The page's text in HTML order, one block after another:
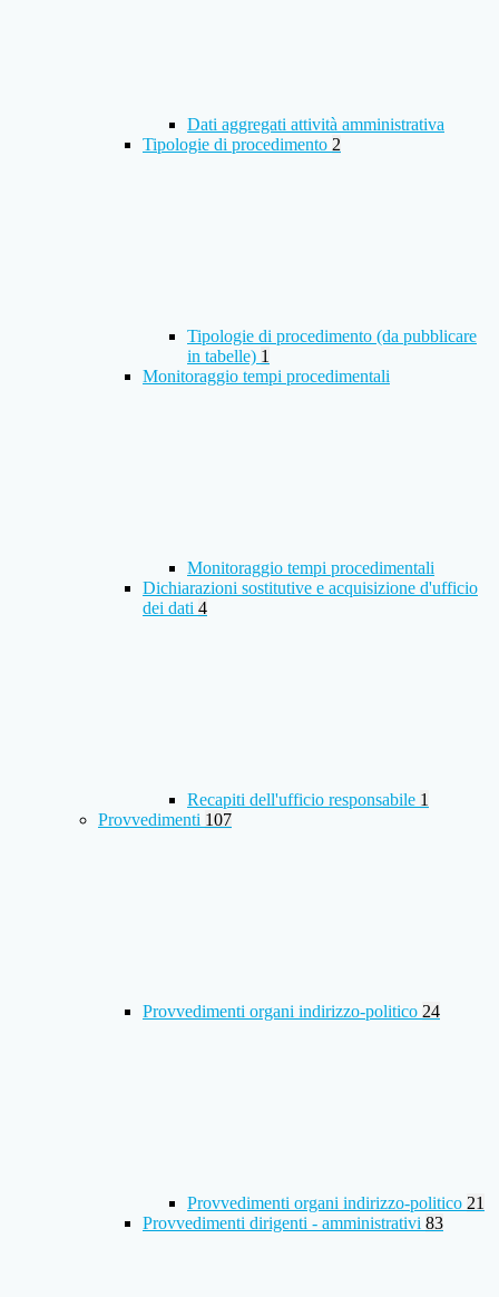
Dati aggregati attività amministrativa
Tipologie di procedimento 2
Tipologie di procedimento (da pubblicare
in tabelle) 1
Monitoraggio tempi procedimentali
Monitoraggio tempi procedimentali
Dichiarazioni sostitutive e acquisizione d'ufficio
dei dati 4
Recapiti dell'ufficio responsabile 1
Provvedimenti 107
Provvedimenti organi indirizzo-politico 24
Provvedimenti organi indirizzo-politico 21
Provvedimenti dirigenti - amministrativi 83